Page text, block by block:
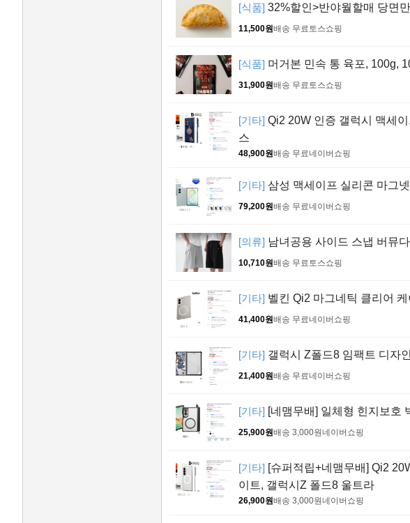
[식품] 32%할인>반야월할매 당면
11,500원배송 무료 토스쇼핑
[식품] 머거본 민속 통 육포, 100g,
31,900원배송 무료 토스쇼핑
[기타] Qi2 20W 인증 갤럭시 맥세
스
48,900원배송 무료네이버쇼핑
[기타] 삼성 맥세이프 실리콘 마그
79,200원배송 무료네이버쇼핑
[의류] 남녀공용 사이드 스냅 버뮤
10,710원배송 무료 토스쇼핑
[기타] 벨킨 Qi2 마그네틱 클리어
41,400원배송 무료네이버쇼핑
[기타] 갤럭시 Z폴드8 임팩트 디자
21,400원배송 무료네이버쇼핑
[기타] [네맴무배] 일체형 힌지보호
25,900원배송 3,000원네이버쇼핑
[기타] [슈퍼적립+네맴무배] Qi2
이트, 갤럭시Z 폴드8 울트라
26,900원배송 3,000원네이버쇼핑